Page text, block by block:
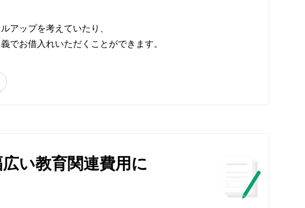
アップを考えていたり、
でお借入れいただくことができます。
い教育関連費用に